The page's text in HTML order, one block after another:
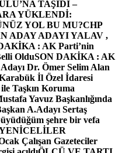
TAŞIDI –
YÜKLENDİ:
YOL BU MU?CHP
ADAY ADAYI YALAV ,
: AK Parti’nin
OlduSON DAKİKA : AK
Dr. Ömer Selim Alan
İl Özel İdaresi
Taşkın Koruma
Yavuz Başkanlığında
A.Adayı Sertaş
şehre bir vefa
Çalışan Gazeteciler